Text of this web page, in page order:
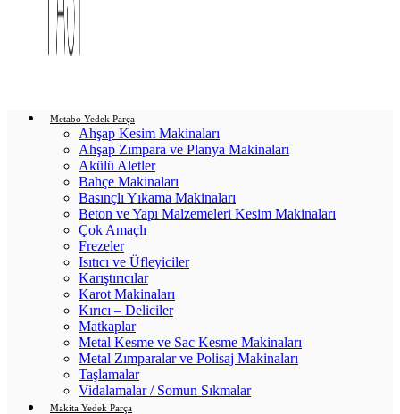
Metabo Yedek Parça
Ahşap Kesim Makinaları
Ahşap Zımpara ve Planya Makinaları
Akülü Aletler
Bahçe Makinaları
Basınçlı Yıkama Makinaları
Beton ve Yapı Malzemeleri Kesim Makinaları
Çok Amaçlı
Frezeler
Isıtıcı ve Üfleyiciler
Karıştırıcılar
Karot Makinaları
Kırıcı – Deliciler
Matkaplar
Metal Kesme ve Sac Kesme Makinaları
Metal Zımparalar ve Polisaj Makinaları
Taşlamalar
Vidalamalar / Somun Sıkmalar
Makita Yedek Parça